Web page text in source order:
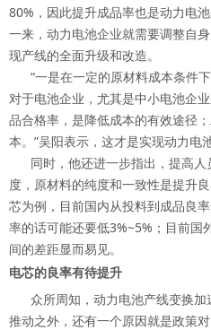
80%，因此提升成品率也是动力电
一来，动力电池企业就需要调整自
现产线的全面升级和改造。
“一是在一定的原材料成本条件下
对于电池企业，尤其是中小电池企
品合格率，是降低成本的有效途径
本。”吴阳表示，这才是实现动力电
同时，他还进一步指出，提高人
度，原材料的纯度和一致性是提升
芯为例，目前国内从投料到成品良
率的话可能还要低3%~5%；目前国
间的差距显而易见。
电芯的良率有待提升
众所周知，动力电池产线变换加
推动之外，还有一个原因就是政策